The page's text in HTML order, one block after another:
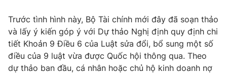
VTV Money VTV Thể thao
VTV Sức khoẻ Bất động sản
Trước tình hình này, Bộ Tài chính mới đây đã soạn thảo
và lấy ý kiến góp ý với Dự thảo Nghị định quy định chi
tiết Khoản 9 Điều 6 của Luật sửa đổi, bổ sung một số
điều của 9 luật vừa được Quốc hội thông qua. Theo
dự thảo ban đầu, cá nhân hoặc chủ hộ kinh doanh nợ